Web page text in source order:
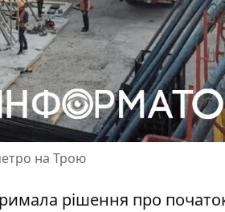
на Трою
рішення про